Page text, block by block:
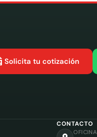
Solicita tu cotización
CONTACTO
OFICINA